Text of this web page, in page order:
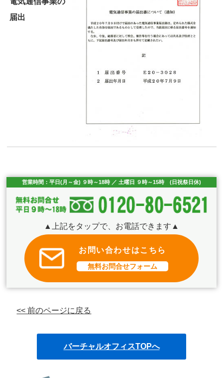
届出
営業時間：平日(月～金) ９時～18時 ／ 土曜日 ９時～15時 (日祝祭日休)
▲上記をタップで、お電話できます▲
お問い合わせはこちら
無料お問合せフォーム
<< 前のページに戻る
バーチャルオフィスTOPへ